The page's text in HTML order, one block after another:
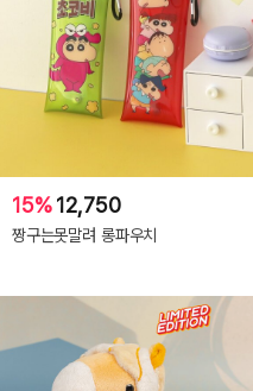
15%12,750
짱구는못말려 롱파우치